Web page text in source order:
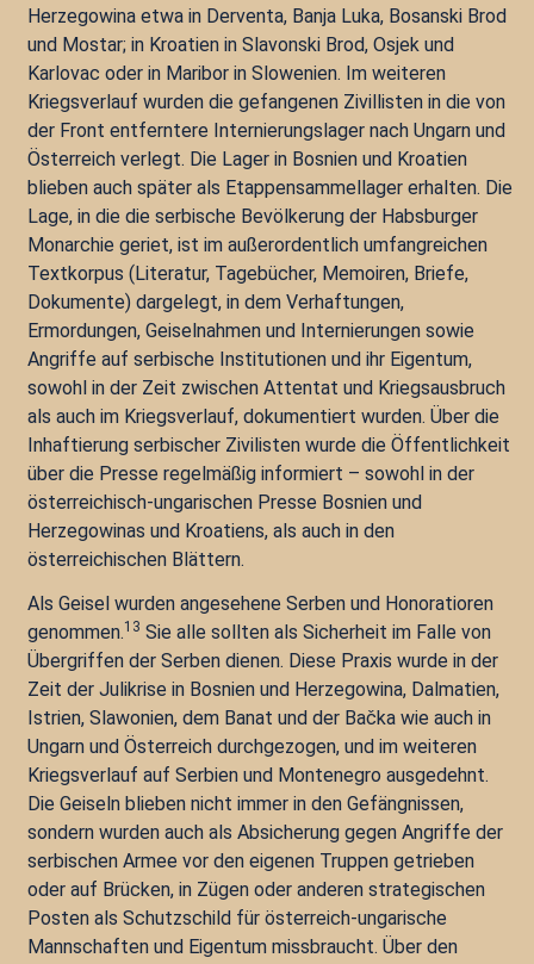
Herzegowina etwa in Derventa, Banja Luka, Bosanski Brod
und Mostar; in Kroatien in Slavonski Brod, Osjek und
Karlovac oder in Maribor in Slowenien. Im weiteren
Kriegsverlauf wurden die gefangenen Zivillisten in die von
der Front entferntere Internierungslager nach Ungarn und
Österreich verlegt. Die Lager in Bosnien und Kroatien
blieben auch später als Etappensammellager erhalten. Die
Lage, in die die serbische Bevölkerung der Habsburger
Monarchie geriet, ist im außerordentlich umfangreichen
Textkorpus (Literatur, Tagebücher, Memoiren, Briefe,
Dokumente) dargelegt, in dem Verhaftungen,
Ermordungen, Geiselnahmen und Internierungen sowie
Angriffe auf serbische Institutionen und ihr Eigentum,
sowohl in der Zeit zwischen Attentat und Kriegsausbruch
als auch im Kriegsverlauf, dokumentiert wurden. Über die
Inhaftierung serbischer Zivilisten wurde die Öffentlichkeit
über die Presse regelmäßig informiert – sowohl in der
österreichisch-ungarischen Presse Bosnien und
Herzegowinas und Kroatiens, als auch in den
österreichischen Blättern.
Als Geisel wurden angesehene Serben und Honoratioren
genommen.13 Sie alle sollten als Sicherheit im Falle von
Übergriffen der Serben dienen. Diese Praxis wurde in der
Zeit der Julikrise in Bosnien und Herzegowina, Dalmatien,
Istrien, Slawonien, dem Banat und der Bačka wie auch in
Ungarn und Österreich durchgezogen, und im weiteren
Kriegsverlauf auf Serbien und Montenegro ausgedehnt.
Die Geiseln blieben nicht immer in den Gefängnissen,
sondern wurden auch als Absicherung gegen Angriffe der
serbischen Armee vor den eigenen Truppen getrieben
oder auf Brücken, in Zügen oder anderen strategischen
Posten als Schutzschild für österreich-ungarische
Mannschaften und Eigentum missbraucht. Über den